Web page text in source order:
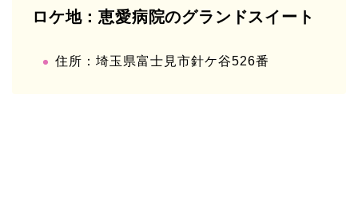
ロケ地：恵愛病院のグランドスイート
住所：埼玉県富士見市針ケ谷526番